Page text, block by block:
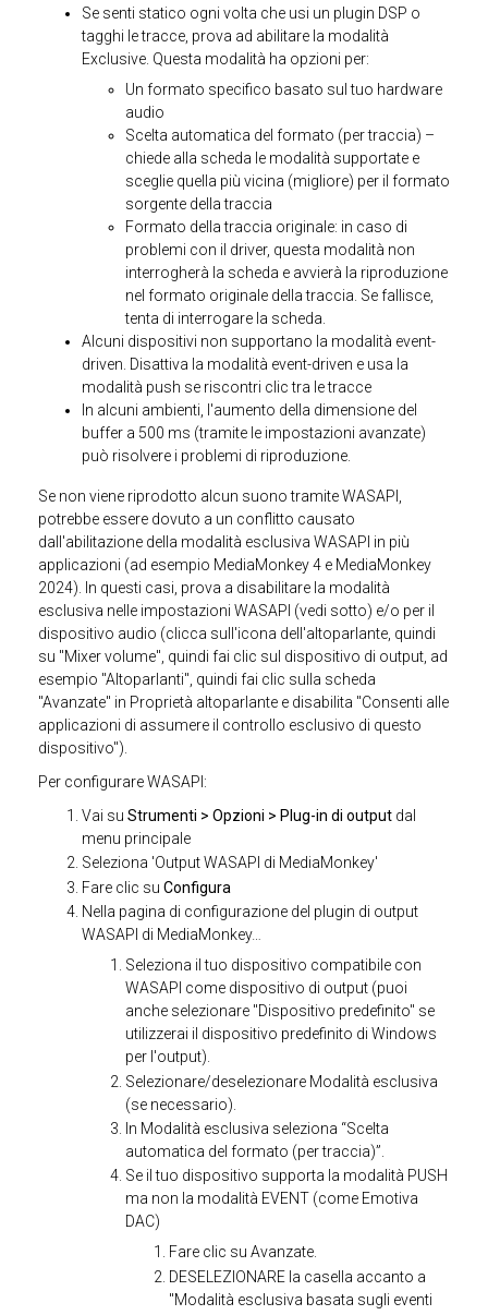
Se senti statico ogni volta che usi un plugin DSP o
tagghi le tracce, prova ad abilitare la modalità
Exclusive. Questa modalità ha opzioni per:
Un formato specifico basato sul tuo hardware
audio
Scelta automatica del formato (per traccia) –
chiede alla scheda le modalità supportate e
sceglie quella più vicina (migliore) per il formato
sorgente della traccia
Formato della traccia originale: in caso di
problemi con il driver, questa modalità non
interrogherà la scheda e avvierà la riproduzione
nel formato originale della traccia. Se fallisce,
tenta di interrogare la scheda.
Alcuni dispositivi non supportano la modalità event-
driven. Disattiva la modalità event-driven e usa la
modalità push se riscontri clic tra le tracce
In alcuni ambienti, l'aumento della dimensione del
buffer a 500 ms (tramite le impostazioni avanzate)
può risolvere i problemi di riproduzione.
Se non viene riprodotto alcun suono tramite WASAPI,
potrebbe essere dovuto a un conflitto causato
dall'abilitazione della modalità esclusiva WASAPI in più
applicazioni (ad esempio MediaMonkey 4 e MediaMonkey
2024). In questi casi, prova a disabilitare la modalità
esclusiva nelle impostazioni WASAPI (vedi sotto) e/o per il
dispositivo audio (clicca sull'icona dell'altoparlante, quindi
su "Mixer volume", quindi fai clic sul dispositivo di output, ad
esempio "Altoparlanti", quindi fai clic sulla scheda
"Avanzate" in Proprietà altoparlante e disabilita "Consenti alle
applicazioni di assumere il controllo esclusivo di questo
dispositivo").
Per configurare WASAPI:
Vai su Strumenti > Opzioni > Plug-in di output dal
menu principale
Seleziona 'Output WASAPI di MediaMonkey'
Fare clic su Configura
Nella pagina di configurazione del plugin di output
WASAPI di MediaMonkey…
Seleziona il tuo dispositivo compatibile con
WASAPI come dispositivo di output (puoi
anche selezionare "Dispositivo predefinito" se
utilizzerai il dispositivo predefinito di Windows
per l'output).
Selezionare/deselezionare Modalità esclusiva
(se necessario).
In Modalità esclusiva seleziona “Scelta
automatica del formato (per traccia)”.
Se il tuo dispositivo supporta la modalità PUSH
ma non la modalità EVENT (come Emotiva
DAC)
Fare clic su Avanzate.
DESELEZIONARE la casella accanto a
"Modalità esclusiva basata sugli eventi